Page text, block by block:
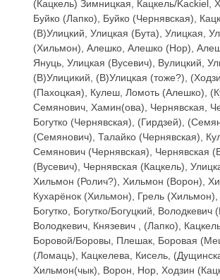
(Кацкель) Зимницкая, Кацкель/Kackiel,
Буйко (Лапко), Буйко (Чернявская),
(В)Улицкий, Улицкая (Бута), Улицкая,
(Хильмон), Алешко, Алешко (Нор),
Януць, Улицкая (Вусевич), Вулицкий,
(В)Улицикий, (В)Улицкая (тоже?),
(Пахоцкая), Кулеш, Ломоть (Алешко),
Семянович, Хамин(ова), Чернявская,
Богутко (Чернявская), (Гирдзей),
(Семянович), Талайко (Чернявская),
Семянович (Чернявская), Чернявская
(Вусевич), Чернявская (Кацкель),
Хильмон (Ролич?), Хильмон (Ворон),
Кухарёнок (Хильмон), Грель (Хильмон),
Богутко, Богутко/Богуцкий, Володкевич
Володкевич, Князевич , (Лапко),
Боровой/Боровы, Плешак, Боровая
(Ломаць), Кацкелева, Кисель,
Хильмон(чык), Ворон, Нор, Ходзин